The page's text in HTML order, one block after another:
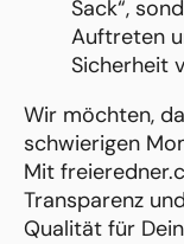
Sack“,
Auftreten
Sicherheit
Wir möchten,
schwierigen
Mit
Transparenz
Qualität für